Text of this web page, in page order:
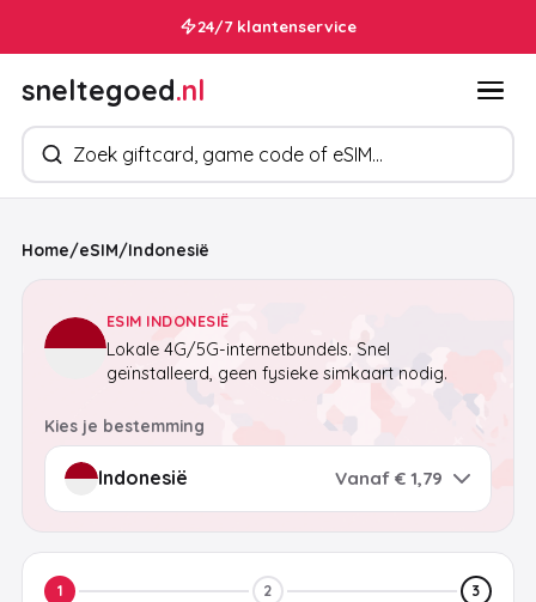
24/7 klantenservice
sneltegoed.nl
Zoek producten
Home/eSIM/Indonesië
ESIM INDONESIË
Lokale 4G/5G-internetbundels. Snel
geïnstalleerd, geen fysieke simkaart nodig.
Kies je bestemming
Vanaf € 1,79
1 2 3